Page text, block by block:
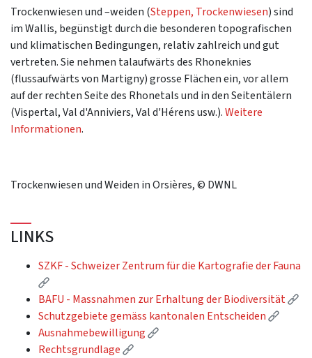
Trockenwiesen und –weiden (Steppen, Trockenwiesen) sind
im Wallis, begünstigt durch die besonderen topografischen
und klimatischen Bedingungen, relativ zahlreich und gut
vertreten. Sie nehmen talaufwärts des Rhoneknies
(flussaufwärts von Martigny) grosse Flächen ein, vor allem
auf der rechten Seite des Rhonetals und in den Seitentälern
(Vispertal, Val d'Anniviers, Val d'Hérens usw.).Weitere
Informationen.
Trockenwiesen und Weiden in Orsières, © DWNL
LINKS
SZKF - Schweizer Zentrum für die Kartografie der Fauna
(External link)
BAFU - Massnahmen zur Erhaltung der Biodiversität
Schutzgebiete gemäss kantonalen Entscheiden
Ausnahmebewilligung
(External link)
Rechtsgrundlage
(External link)